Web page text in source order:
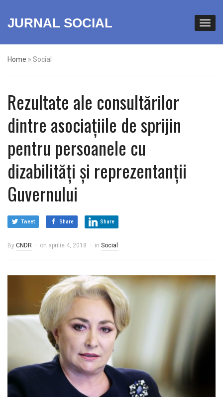
JURNAL SOCIAL
Home » Social
Rezultate ale consultărilor
dintre asociațiile de sprijin
pentru persoanele cu
dizabilități și reprezentanții
Guvernului
Tweet Share Share
By CNDR on aprilie 4, 2018 in Social